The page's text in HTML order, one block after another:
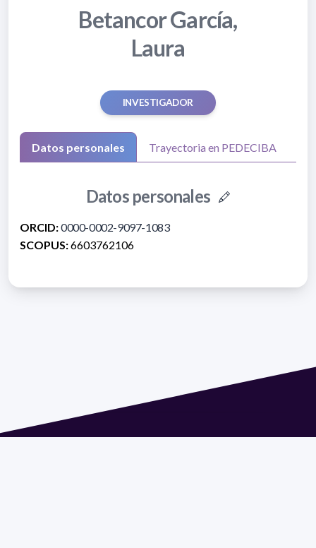
Betancor García,
Laura
INVESTIGADOR
Datos personales Trayectoria en PEDECIBA
Datos personales
ORCID:0000-0002-9097-1083
SCOPUS:6603762106